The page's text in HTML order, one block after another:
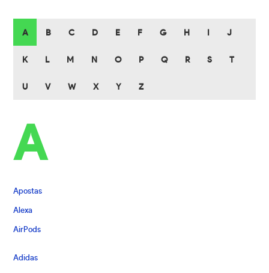
A B C D E F G H J
K L M N O P Q R S T
U V W X Y Z
A
Apostas
Alexa
AirPods
Adidas